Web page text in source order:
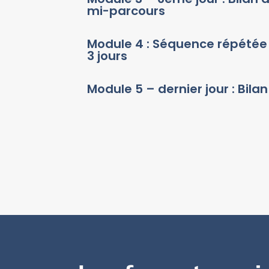
mi-parcours
Module 4 : Séquence
3 jours
Module 5 – dernier jour : Bilan